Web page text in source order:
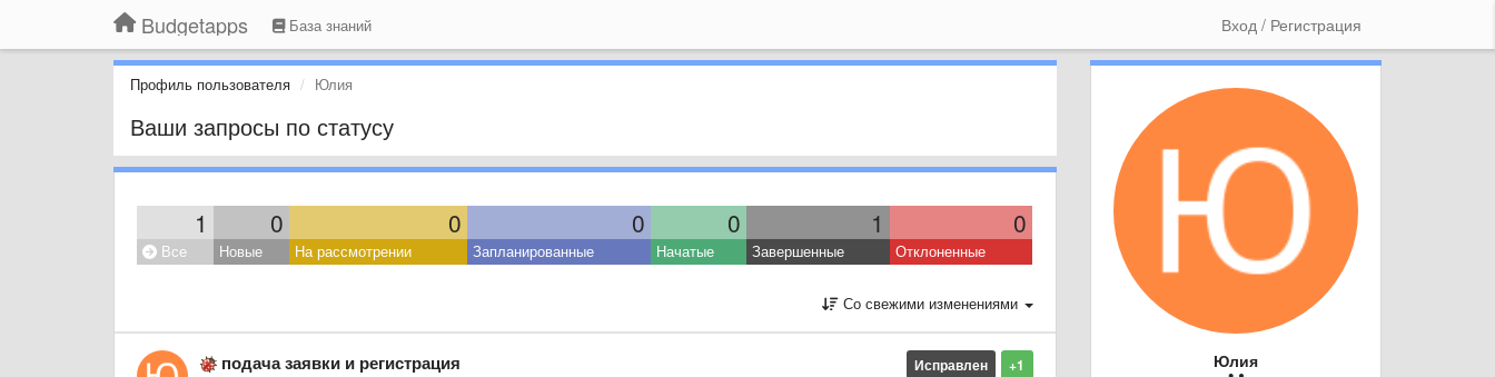
Budgetapps База знаний Вход / Регистрация
Профиль пользователя Юлия
Ваши запросы по статусу
1 0 0 0 0 1 0
Все Новые На рассмотрении Запланированные Начатые Завершенные Отклоненные
Со свежими изменениями
+1
Исправлен
подача заявки и регистрация Юлия